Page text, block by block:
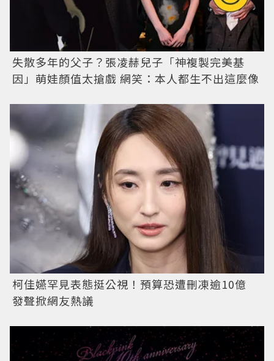
失散多年的父子？張凌赫兒子「神複製完美基
因」萌娃顏值太搶戲 網笑：本人都生不出這麼像
柯佳嬿罕見表態挺公視！預算恐遭刪凍逾10億
發聲掀網友熱議